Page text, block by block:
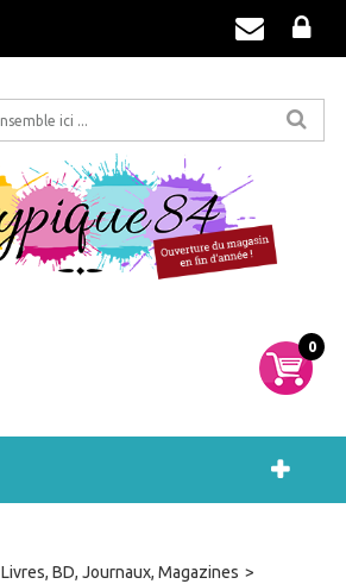
0
Livres, BD, Journaux, Magazines >